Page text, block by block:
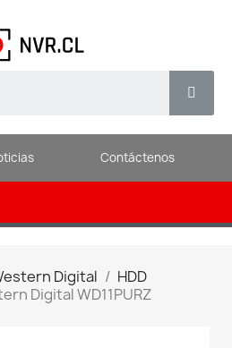
Contáctenos
Digital
HDD
Digital WD11PURZ